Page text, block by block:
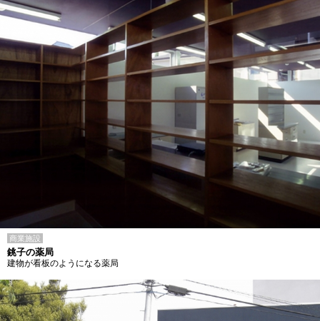
商業施設
銚子の薬局
建物が看板のようになる薬局